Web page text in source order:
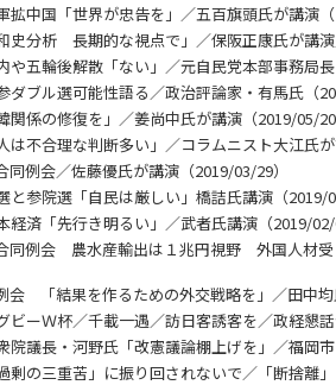
中国「世界が忠告を」／五百旗頭氏が講演
史分析 長期的な視点で」／保阪正康氏が講
五輪後解散「ない」／元自民党本部事務局
ブル選可能性語る／政治評論家・有馬氏（
関係の修復を」／姜尚中氏が講演（2019/05/
不合理な判断多い」／コラムニスト大江氏
同例会／佐藤優氏が講演（2019/03/29）
と参院選「自民は厳しい」橋詰氏講演（2019/
済「先行き明るい」／武者氏講演（2019/
同例会 農水産輸出は１兆円視野 外国人材受
会 「結果を作るための外交戦略を」／田中
ーＷ杯／千載一遇／訪日客誘客を／政経懇
議長・河野氏「改憲議論棚上げを」／福岡
の三重苦」に振り回されないで／「断捨離